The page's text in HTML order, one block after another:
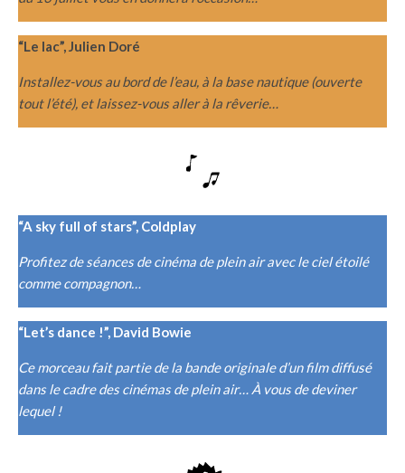
“Le lac”, Julien Doré
Installez-vous au bord de l’eau, à la base nautique (ouverte
tout l’été), et laissez-vous aller à la rêverie…
“A sky full of stars”, Coldplay
Profitez de séances de cinéma de plein air avec le ciel étoilé
comme compagnon…
“Let’s dance !”, David Bowie
Ce morceau fait partie de la bande originale d’un film diffusé
dans le cadre des cinémas de plein air… À vous de deviner
lequel !